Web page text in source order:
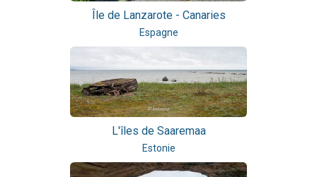
Île de Lanzarote - Canaries
Espagne
L'îles de Saaremaa
Estonie